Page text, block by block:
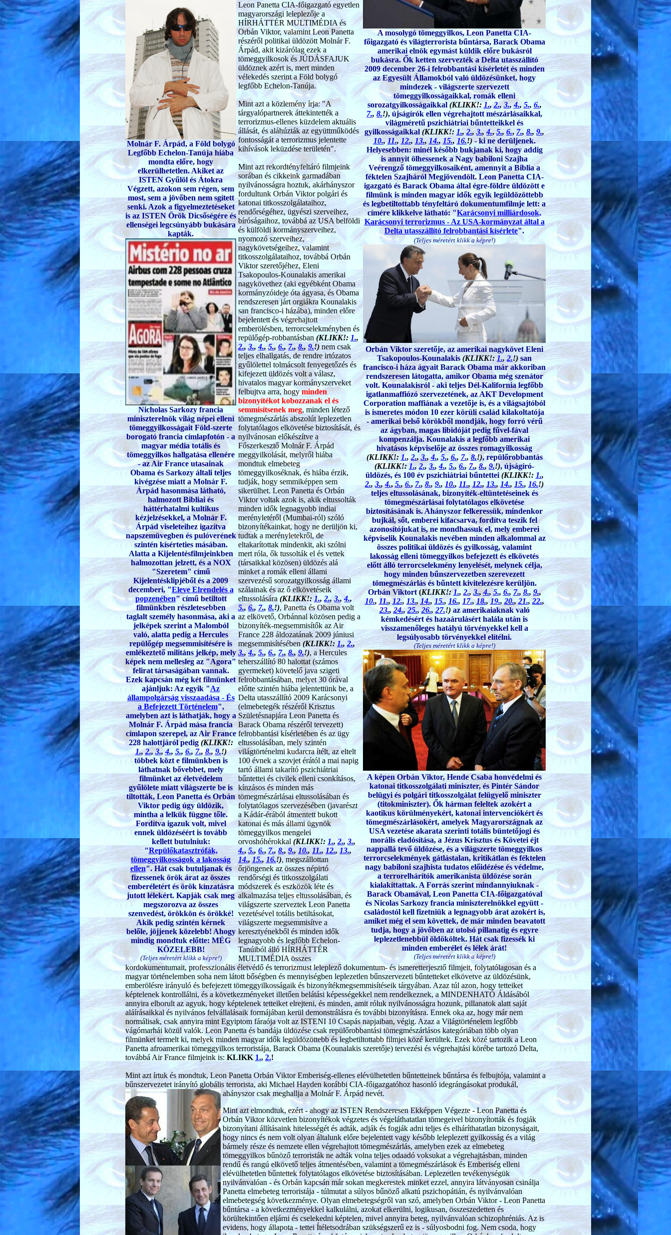
A mosolygó tömeggyilkos, Leon Panetta CIA-
főigazgató és világterrorista bűntársa, Barack Obama
amerikai elnök egymást küldik előre bukásról
bukásra. Ők ketten szervezték a Delta utasszállító
2009 december 26-i felrobbantási kísérletét és minden
az Egyesült Államokból való üldözésünket, hogy
mindezek - világszerte szervezett
tömeggyilkosságaikkal, romák elleni
sorozatgyilkosságaikkal (KLIKK!:1.,2., 3.,4., 5., 6.,
7., 8.!), újságírók ellen végrehajtott mészárlásaikkal,
világméretű pszichiátriai bűntetteikkel és
gyilkosságaikkal (KLIKK!: 1., 2.,3.,4., 5., 6., 7., 8., 9.,
10.,11., 12., 13., 14., 15.,16.!)- ki ne derüljenek.
Helyesebben: minél később bukjanak ki, hogy addig
is annyit ölhessenek a Nagy babiloni Szajha
Veérengző tömeggyilkosaiként, amennyit a Biblia a
féktelen Szajháról Megjövendölt.Leon Panetta CIA-
igazgató és Barack Obama által égre-földre üldözött e
filmünk is minden magyar idők egyik legüldözöttebb
és legbetiltottabb tényfeltáró dokumentumfilmje lett: a
címére klikkelve látható: "Karácsonyi milliárdosok,
Karácsonyi terrorizmus - Az USA-kormányzat által a
Delta utasszállító felrobbantási kísérlete".
(Teljes méretért klikk a képre!)
Orbán Viktor szeretője, az amerikai nagykövet Eleni
Tsakopoulos-Kounalakis(KLIKK!: 1., 2.!) san
francisco-i háza ágyait Barack Obama már akkoriban
rendszeresen látogatta, amikor Obama még szenátor
volt. Kounalakisról - aki teljes Dél-Kalifornia legfőbb
igatlanmaffiózó szervezetének, az AKT Development
Corporation maffiának a vezetője is, és a világsajtóból
is ismeretes módon 10 ezer körüli család kilakoltatója
- amerikai belső körökből mondják, hogy forró vérű
az ágyban, magas libidóját pedig fűvel-fával
kompenzálja. Kounalakis a legfőbb amerikai
hivatásos képviselője az összes romagyilkosság
(KLIKK!: 1., 2., 3.,4., 5., 6., 7.,8.!), repülőrobbantás
(KLIKK!: 1.,2., 3.,4., 5., 6.,7., 8.,9.!), újságíró-
üldözés, és 100 év pszichiátriai bűntettei (KLIKK!: 1.,
2.,3.,4.,5.,6.,7., 8., 9., 10., 11.,12.,13.,14., 15., 16.!)
teljes eltussolásának, bizonyíték-eltüntetéseinek és
tömegmészárlásai folytatólagos elkövetése
biztosításának is. Ahányszor felkeressük, mindenkor
bujkál, sőt, emberei kifacsarva, fordítva teszik fel
azonosítójukat is, ne mondhassuk el, mely emberei
képviselik Kounalakis nevében minden alkalommal az
összes politikai üldözés és gyilkosság, valamint
lakosság elleni tömeggyilkos befejezett és elkövetés
előtt álló terrorcselekmény lenyelését, melynek célja,
hogy minden bűnszervezetben szerevezett
tömegmészárlás és bűntett kivitelezésre kerüljön.
Orbán Viktort (KLIKK!:1., 2., 3.,4., 5., 6., 7., 8.,9.,
10., 11., 12., 13., 14.,15., 16., 17.,18., 19., 20.,21.,22.,
23.,24., 25., 26., 27.!)az amerikaiaknak való
kémkedésért és hazaárulásért halála után is
visszamenőleges hatályú törvényekkel kell a
legsúlyosabb törvényekkel elítélni.
(Teljes méretért klikk a képre!)
A képen Orbán Viktor, Hende Csaba honvédelmi és
katonai titkosszolgálati miniszter, és Pintér Sándor
belügyi és polgári titkosszolgálat felügyelő miniszter
(titokminiszter). Ők hárman feleltek azokért a
kaotikus körülményekért, katonai intervenciókért és
tömegmészárlásokért, amelyek Magyarországnak az
USA vezetése akarata szerinti totális büntetőjogi és
morális eladósítása, a Jézus Krisztus és Követei éjt
nappallá tevő üldözése, és a világszerte tömeggyilkos
terrorcselekmények gátlástalan, kritikátlan és féktelen
nagy babiloni szajhista tudatos előidézése és védelme,
a terrorelhárítók amerikanista üldözése során
kialakíttattak. A Forrás szerint mindannyiuknak -
Barack Obamával, Leon Panetta CIA-főigazgatóval
és Nicolas Sarkozy francia miniszterelnökkel együtt -
családostól kell fizetniük a legnagyobb árat azokért is,
amiket még el sem követtek, de már minden beavatott
tudja, hogy a jövőben az utolsó pillanatig és egyre
leplezetlenebbül öldököltek. Hát csak fizessék ki
minden emberélet és lélek árát!
(Teljes méretért klikk a képre!)
Molnár F. Árpád, a Föld bolygó
Legfőbb Echelon-Tanúja hiába
mondta előre, hogy
elkerülhetetlen. Akiket az
ISTEN Gyűlöl és Átokra
Végzett, azokon sem régen, sem
most, sem a jövőben nem sgített
senki. Azok a figyelmeztetéseket
is az ISTEN Örök Dicsőségére és
ellenségei legcsúnyább bukására
kapták.
Nicholas Sarkozy francia
miniszterelnök világ népei elleni
tömeggyilkosságait Föld-szerte
borogató francia címlapfotón - a
magyar média totális és
tömeggyilkos hallgatása ellenére
- az Air France utasainak
Obama és Sarkozy általi teljes
kivégzése miatt a Molnár F.
Árpád hasonmása látható,
halmozott Bibliai és
háttérhatalmi kultikus
kézjelzésekkel, a Molnár F.
Árpád viseleteihez igazítva
napszemüvegben és pulóverének
szintén kísérteties másában.
Alatta a Kijelentésfilmjeinkben
halmozottan jelzett, és a NOX
"Szeretem" című
Kijelentésklipjéből és a 2009
decemberi, "Eleve Elrendelés a
popzenében" című betiltott
filmünkben részletesebben
taglalt személy hasonmása, aki a
jelképek szerint a Malomból
való, alatta pedig a Hercules
repülőgép megsemmisítésére is
emlékeztető militáns jelkép, mely
képek nem mellesleg az "Agora"
felirat társaságában vannak.
Ezek kapcsán még két filmünket
ajánljuk: Az egyik "Az
állampolgárság visszaadása - És
a Befejezett Történelem",
amelyben azt is láthatják, hogy a
Molnár F. Árpád mása francia
címlapon szerepel, az Air France
228 halottjáról pedig (KLIKK!:
1.,2.,3.,4., 5., 6., 7., 8.,9.!)
többek közt e filmünkben is
láthatnak bővebbet, mely
filmünket az életvédelem
gyűlölete miatt világszerte be is
tiltották, Leon Panetta és Orbán
Viktor pedig úgy üldözik,
mintha a lelkük függne tőle.
Fordítva igazuk volt, mivel
ennek üldözéséért is tovább
kellett butulniuk:
"Repülőkatasztrófák,
tömeggyilkosságok a lakosság
ellen". Hát csak butuljanak és
fizessenek örök árat az összes
emberéletért és örök kínzatásra
jutott lélekért. Kapják csak meg
megszorozva az összes
szenvedést, örökkön és örökké!
Akik pedig szintén kérnek
belőle, jöjjenek közelebb! Ahogy
mindig mondtuk előtte: MÉG
KÖZELEBB!
(Teljes méretért klikk a képre!)
Leon Panetta CIA-főigazgató egyetlen
magyarországi leleplezője a
HÍRHÁTTÉR MULTIMÉDIA és
Orbán Viktor, valamint Leon Panetta
részéről politikai üldözött Molnár F.
Árpád, akit kizárólag ezek a
tömeggyilkosok és JÚDÁSFAJUK
üldöznek azért is, mert minden
vélekedés szerint a Föld bolygó
legfőbb Echelon-Tanúja.
Mint azt a közlemény írja: "A
tárgyalópartnerek áttekintették a
terrorizmus-ellenes küzdelem aktuális
állását, és aláhúzták az együttműködés
fontosságát a terrorizmus jelentette
kihívások leküzdése területén".
Mint azt rekordtényfeltáró filmjeink
sorában és cikkeink garmadában
nyilvánosságra hoztuk, akárhányszor
fordultunk Orbán Viktor polgári és
katonai titkosszolgálataihoz,
rendőrségéhez, ügyészi szerveihez,
bíróságaihoz, továbbá az USA belföldi
és külföldi kormányszerveihez,
nyomozó szerveihez,
nagykövetségeihez, valamint
titkosszolgálataihoz, továbbá Orbán
Viktor szeretőjéhez, Eleni
Tsakopoulos-Kounalakis amerikai
nagykövethez (aki egyébként Obama
kormányzóideje óta ágyasa, és Obama
rendszeresen járt orgiákra Kounalakis
san francisco-i házába), minden előre
bejelentett és végrehajtott
emberölésben, terrorcselekményben és
repülőgép-robbantásban (KLIKK!: 1.,
2., 3.,4., 5., 6., 7., 8., 9.!) nem csak
teljes elhallgatás, de rendre irtózatos
gyűlölettel tolmácsolt fenyegetőzés és
kifejezett üldözés volt a válasz,
hivatalos magyar kormányszerveket
felbujtva arra, hogyminden
bizonyítékot kobozzanak el és
semmisítsenek meg, minden létező
tömegmészárlás abszolút leplezetlen
folytatólagos elkövetése biztosítását, és
nyilvánosan előkészítve a
Főszerkesztő Molnár F. Árpád
meggyilkolását, melyről hiába
mondtuk elmebeteg
tömeggyilkoséknak, és hiába érzik,
tudják, hogy semmiképpen sem
sikerülhet. Leon Panetta és Orbán
Viktor voltak azok is, akik eltussolták
minden idők legnagyobb indiai
merényletéről (Mumbai-ról) szóló
bizonyítékainkat, hogy ne derüljön ki,
tudtak a merényletekről, de
eltakarítottak mindenkit, aki szólni
mert róla, ők tussolták el és vettek
(társaikkal közösen) üldözés alá
minket a romák elleni állami
szervezésű sorozatgyilkosság állami
szálainak és az ő elkövetéseik
eltussolására (KLIKK!: 1., 2., 3.,4.,
5.,6., 7., 8.!), Panetta és Obama volt
az elkövető, Orbánnal közösen pedig a
bizonyíték-megsemmisítők az Air
France 228 áldozatának 2009 júniusi
megsemmisítésében (KLIKK!: 1., 2.,
3.,4., 5., 6., 7.,8.,9.!), a Hercules
teherszállító 80 halottat (számos
gyermeket) követelő java szigeti
felrobbantásában, melyet 30 órával
előtte szintén hiába jelentettünk be, a
Delta utasszállító 2009 Karácsonyi
(elmebetegék részéről Krisztus
Születésnapjára Leon Panetta és
Barack Obama részéről tervezett)
felrobbantási kísérletében és az ügy
eltussolásában, mely szintén
világtörténelmi kudarcra ítélt, az eltelt
100 évnek a szovjet érától a mai napig
tartó állami takarító pszichiátriai
bűntettei és civilek elleni csonkításos,
kínzásos és minden más
tömegmészárlásai eltussolásában és
folytatólagos szervezésében (javarészt
a Kádár-érából átmentett bukott
katonai és más állami ügynök
tömeggyilkos mengelei
orvoshóhérokkal (KLIKK!: 1., 2., 3.,
4., 5., 6., 7., 8., 9., 10., 11.,12., 13.,
14., 15.,16.!), megszállottan
őrjöngenek az összes népirtó
rendőrségi és titkosszolgálati
módszerek és eszközök léte és
alkalmazása teljes eltussolásában, és
világszerte szerveztek Leon Panetta
vezetésével totális betiltásokat,
világszerte megsemmisítve a
keresztyénekből és minden idők
legnagyobb és legfőbb Echelon-
Tanúiból álló HÍRHÁTTÉR
MULTIMÉDIA összes
kordokumentumait, professzionális életvédő és terrorizmust leleplező dokumentum- és ismeretterjesztő filmjeit, folytatólagosan és a
magyar történelemben soha nem látott bőségben és mennyiségben leplezetlen bűnszervezeti bűntetteket elkövetve az üldözésünk,
emberölésre irányuló és befejezett tömeggyilkosságaik és bizonyítékmegsemmisítéseik tárgyában. Azaz túl azon, hogy tetteiket
képtelenek kontrollálni, és a következményeket illetően belátási képességekkel nem rendelkeznek, a MINDENHATÓ Áldásából
annyira elborult az agyuk, hogy képtelenek tetteiket elrejteni, és minden, amit róluk nyilvánosságra hozunk, pillanatok alatt saját
aláírásaikkal és nyilvános felvállalásaik formájában kerül demonstrálásra és további bizonyításra. Ennek oka az, hogy már nem
normálisak, csak annyira mint Egyiptom fáraója volt az ISTENI 10 Csapás napjaiban, végig. Azaz a Világtörténelem legfőbb
vágómarhái közül valók. Leon Panetta és bandája üldözése csak repülőrobbantási tömegmészárlásos kategóriában több olyan
filmünket termelt ki, melyek minden magyar idők legüldözöttebb és legbetiltottabb filmjei közé kerültek. Ezek közé tartozik a Leon
Panetta afroamerikai tömeggyilkos terroristája, Barack Obama (Kounalakis szeretője) tervezési és végrehajtási körébe tartozó Delta,
továbbá Air France filmjeink is: KLIKK 1., 2.!
Mint azt írtuk és mondtuk, Leon Panetta Orbán Viktor Emberiség-ellenes elévülhetetlen bűntetteinek bűntársa és felbujtója, valamint a
bűnszervezetet irányító globális terrorista, aki Michael Hayden korábbi CIA-főigazgatóhoz hasonló idegrángásokat produkál,
ahányszor csak meghallja a Molnár F. Árpád nevét.
Mint azt elmondtuk, ezért - ahogy az ISTEN Rendszeresen Ekképpen Végezte - Leon Panetta és
Orbán Viktor közvetlen bizonyítékok végzetes és végeláthatatlan tömegeivel bizonyították és fogják
bizonyítani állításaink hitelességét és adták, adják és fogják adni teljes és elháríthatatlan bizonyságait,
hogy nincs és nem volt olyan általunk előre bejelentett vagy később leleplezett gyilkosság és a világ
bármely része és nemzete ellen végrehajtott tömegmészárlás, amelyben ezek az elmebeteg
tömeggyilkos bűnöző terroristák ne adták volna teljes odaadó voksukat a végrehajtásban, minden
rendű és rangú elkövető teljes átmentésében, valamint a tömegmészárlások és Emberiség elleni
elévülhetetlen bűntettek folytatólagos elkövetése biztosításában. Leplezetlen tevékenységük
nyilvánvalóan - és Orbán kapcsán már sokan megkerestek minket ezzel, annyira látványosan csinálja
Panetta elmebeteg terroristája - túlmutat a súlyos bűnöző alkatú pszichopátián, és nyilvánvalóan
elmebetegség következménye. Olyan elmebetegségről van szó, amelyben Orbán Viktor - Leon Panetta
bűntársa - a következményekkel kalkulálni, azokat elkerülni, logikusan, összeszedetten és
körültekintően eljárni és cselekedni képtelen, mivel annyira beteg, nyilvánvalóan schizophréniás. Az is
evidens, hogy állapota - tettei Ítéletsodrában szükségszerű ez is - súlyosbodni fog. Nem csoda, hogy